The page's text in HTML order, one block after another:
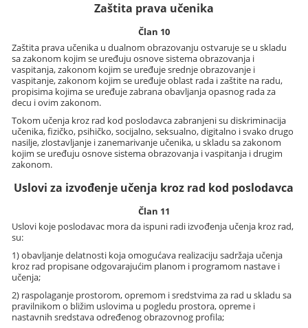
Zaštita prava učenika
Član 10
Zaštita prava učenika u dualnom obrazovanju ostvaruje se u skladu
sa zakonom kojim se uređuju osnove sistema obrazovanja i
vaspitanja, zakonom kojim se uređuje srednje obrazovanje i
vaspitanje, zakonom kojim se uređuje oblast rada i zaštite na radu,
propisima kojima se uređuje zabrana obavljanja opasnog rada za
decu i ovim zakonom.
Tokom učenja kroz rad kod poslodavca zabranjeni su diskriminacija
učenika, fizičko, psihičko, socijalno, seksualno, digitalno i svako drugo
nasilje, zlostavljanje i zanemarivanje učenika, u skladu sa zakonom
kojim se uređuju osnove sistema obrazovanja i vaspitanja i drugim
zakonom.
Uslovi za izvođenje učenja kroz rad kod poslodavca
Član 11
Uslovi koje poslodavac mora da ispuni radi izvođenja učenja kroz rad,
su:
1) obavljanje delatnosti koja omogućava realizaciju sadržaja učenja
kroz rad propisane odgovarajućim planom i programom nastave i
učenja;
2) raspolaganje prostorom, opremom i sredstvima za rad u skladu sa
pravilnikom o bližim uslovima u pogledu prostora, opreme i
nastavnih sredstava određenog obrazovnog profila;